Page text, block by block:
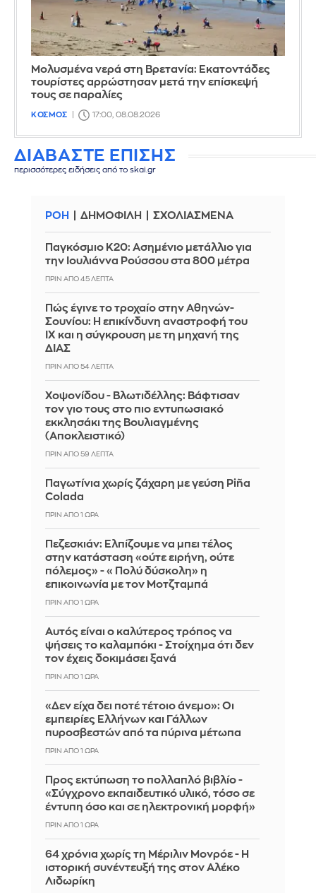
Μολυσμένα νερά στη Βρετανία: Εκατοντάδες
τουρίστες αρρώστησαν μετά την επίσκεψή
τους σε παραλίες
ΚΟΣΜΟΣ 17:00, 08.08.2026
ΔΙΑΒΑΣΤΕ ΕΠΙΣΗΣ
περισσότερες ειδήσεις από το skai.gr
ΡΟΗ ΔΗΜΟΦΙΛΗ ΣΧΟΛΙΑΣΜΕΝΑ
Παγκόσμιο Κ20: Ασημένιο μετάλλιο για
την Ιουλιάννα Ρούσσου στα 800 μέτρα
ΠΡΙΝ ΑΠΌ 45 ΛΕΠΤΆ
Πώς έγινε το τροχαίο στην Αθηνών-
Σουνίου: Η επικίνδυνη αναστροφή του
ΙΧ και η σύγκρουση με τη μηχανή της
ΔΙΑΣ
ΠΡΙΝ ΑΠΌ 54 ΛΕΠΤΆ
Χοψονίδου - Βλωτιδέλλης: Βάφτισαν
τον γιο τους στο πιο εντυπωσιακό
εκκλησάκι της Βουλιαγμένης
(Αποκλειστικό)
ΠΡΙΝ ΑΠΌ 59 ΛΕΠΤΆ
Παγωτίνια χωρίς ζάχαρη με γεύση Piña
Colada
ΠΡΙΝ ΑΠΌ 1 ΏΡΑ
Πεζεσκιάν: Ελπίζουμε να μπει τέλος
στην κατάσταση «ούτε ειρήνη, ούτε
πόλεμος» - «Πολύ δύσκολη» η
επικοινωνία με τον Μοτζταμπά
ΠΡΙΝ ΑΠΌ 1 ΏΡΑ
Αυτός είναι ο καλύτερος τρόπος να
ψήσεις το καλαμπόκι - Στοίχημα ότι δεν
τον έχεις δοκιμάσει ξανά
ΠΡΙΝ ΑΠΌ 1 ΏΡΑ
«Δεν είχα δει ποτέ τέτοιο άνεμο»: Οι
εμπειρίες Ελλήνων και Γάλλων
πυροσβεστών από τα πύρινα μέτωπα
ΠΡΙΝ ΑΠΌ 1 ΏΡΑ
Προς εκτύπωση το πολλαπλό βιβλίο -
«Σύγχρονο εκπαιδευτικό υλικό, τόσο σε
έντυπη όσο και σε ηλεκτρονική μορφή»
ΠΡΙΝ ΑΠΌ 1 ΏΡΑ
64 χρόνια χωρίς τη Μέριλιν Μονρόε - Η
ιστορική συνέντευξή της στον Αλέκο
Λιδωρίκη